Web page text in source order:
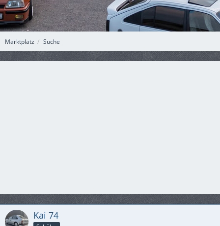
Marktplatz Suche
Kai 74